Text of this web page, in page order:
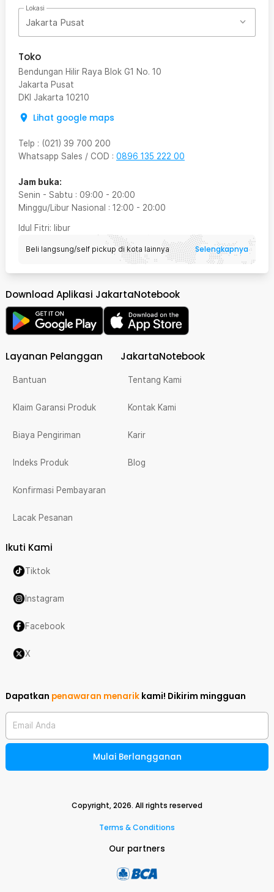
Lokasi
Jakarta Pusat
Toko
Bendungan Hilir Raya Blok G1 No. 10
Jakarta Pusat
DKI Jakarta 10210
Lihat google maps
Telp : (021) 39 700 200
Whatsapp Sales / COD : 0896 135 222 00
Jam buka:
Senin - Sabtu : 09:00 - 20:00
Minggu/Libur Nasional : 12:00 - 20:00
Idul Fitri: libur
Beli langsung/self pickup di kota lainnya Selengkapnya
Download Aplikasi JakartaNotebook
Layanan Pelanggan
Bantuan
Klaim Garansi Produk
Biaya Pengiriman
Indeks Produk
Konfirmasi Pembayaran
Lacak Pesanan
JakartaNotebook
Tentang Kami
Kontak Kami
Karir
Blog
Ikuti Kami
Tiktok
Instagram
Facebook
X
Dapatkan penawaran menarik kami! Dikirim mingguan
Email Anda
Mulai Berlangganan
Copyright,2026. All rights reserved
Terms & Conditions
Our partners